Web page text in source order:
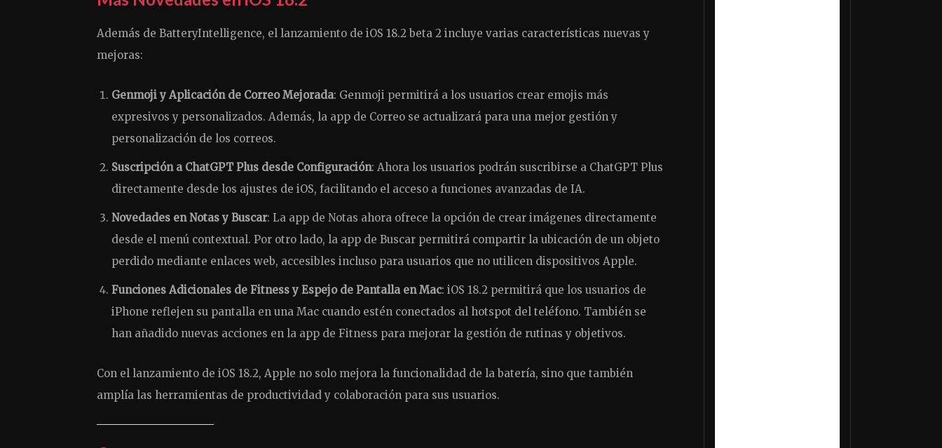
Además de BatteryIntelligence, el lanzamiento de iOS 18.2 beta 2 incluye varias características nuevas y
mejoras:
Genmoji y Aplicación de Correo Mejorada: Genmoji permitirá a los usuarios crear emojis más
expresivos y personalizados. Además, la app de Correo se actualizará para una mejor gestión y
personalización de los correos.
Suscripción a ChatGPT Plus desde Configuración: Ahora los usuarios podrán suscribirse a ChatGPT Plus
directamente desde los ajustes de iOS, facilitando el acceso a funciones avanzadas de IA.
Novedades en Notas y Buscar: La app de Notas ahora ofrece la opción de crear imágenes directamente
desde el menú contextual. Por otro lado, la app de Buscar permitirá compartir la ubicación de un objeto
perdido mediante enlaces web, accesibles incluso para usuarios que no utilicen dispositivos Apple.
Funciones Adicionales de Fitness y Espejo de Pantalla en Mac: iOS 18.2 permitirá que los usuarios de
iPhone reflejen su pantalla en una Mac cuando estén conectados al hotspot del teléfono. También se
han añadido nuevas acciones en la app de Fitness para mejorar la gestión de rutinas y objetivos.
Con el lanzamiento de iOS 18.2, Apple no solo mejora la funcionalidad de la batería, sino que también
amplía las herramientas de productividad y colaboración para sus usuarios.